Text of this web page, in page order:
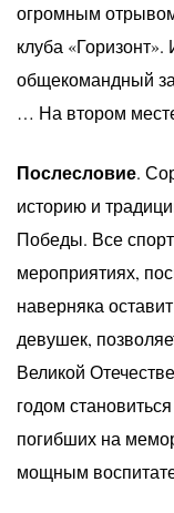
огромным
клуба
общекомандный
… На втором
Послесловие.
историю и
Победы. Все
мероприятиях,
наверняка
девушек,
Великой
годом
погибших на
мощным